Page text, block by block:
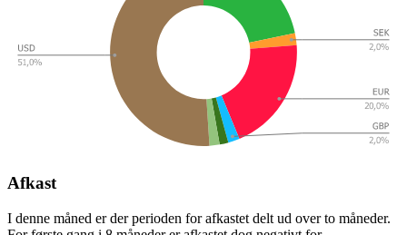
Afkast
I denne måned er der perioden for afkastet delt ud over to måneder.